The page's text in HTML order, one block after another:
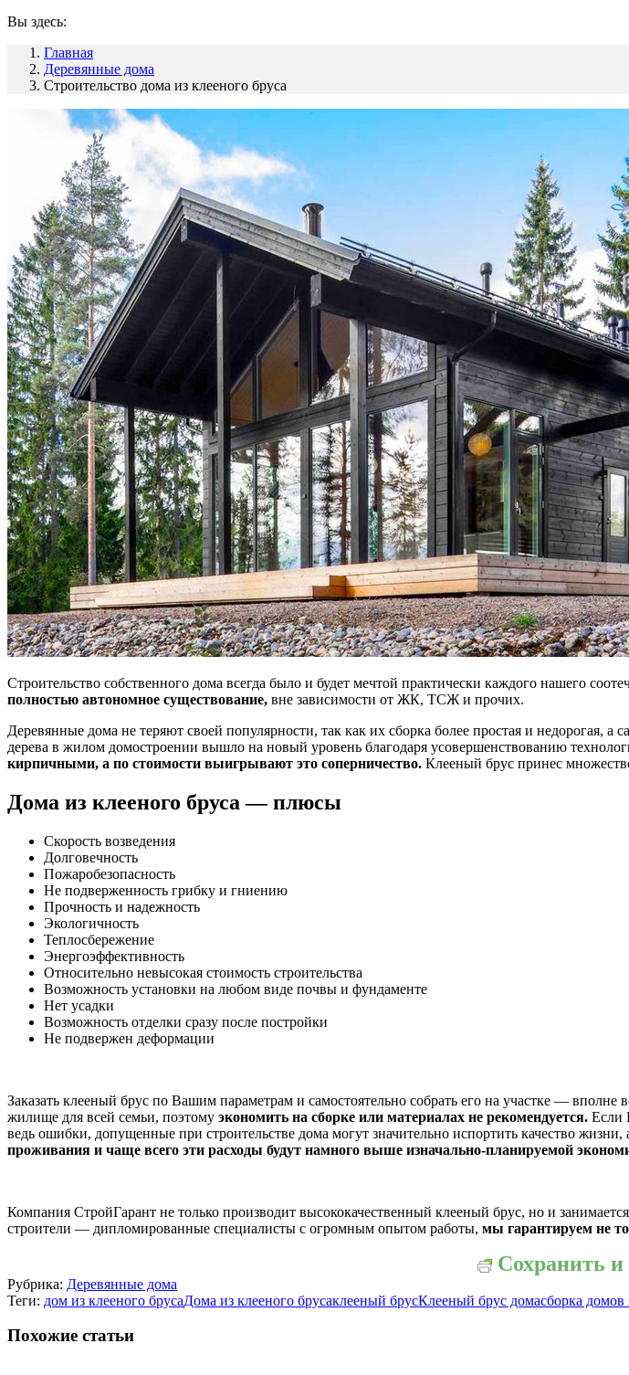
Вы здесь:
Главная
Деревянные дома
Строительство дома из клееного бруса
Строительство собственного дома всегда было и будет мечтой практически каждого нашего
полностью автономное существование, вне зависимости от ЖК, ТСЖ и прочих.
Деревянные дома не теряют своей популярности, так как их сборка более простая и
дерева в жилом домостроении вышло на новый уровень благодаря усовершенствованию
кирпичными, а по стоимости выигрывают это соперничество. Клееный брус принес
Дома из клееного бруса — плюсы
Скорость возведения
Долговечность
Пожаробезопасность
Не подверженность грибку и гниению
Прочность и надежность
Экологичность
Теплосбережение
Энергоэффективность
Относительно невысокая стоимость строительства
Возможность установки на любом виде почвы и фундаменте
Нет усадки
Возможность отделки сразу после постройки
Не подвержен деформации
Заказать клееный брус по Вашим параметрам и самостоятельно собрать его на участке — вполне
жилище для всей семьи, поэтому экономить на сборке или материалах не рекомендуется. Если
ведь ошибки, допущенные при строительстве дома могут значительно испортить качество жизни,
проживания и чаще всего эти расходы будут намного выше изначально-планируемой
Компания СтройГарант не только производит высококачественный клееный брус, но и
строители — дипломированные специалисты с огромным опытом работы, мы гарантируем не
Сохранить и
Рубрика: Деревянные дома
Теги: дом из клееного брусаДома из клееного брусаклееный брусКлееный брус домасборка домов
Похожие статьи